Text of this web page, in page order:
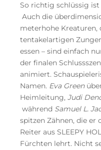
So richtig schlüssig
Auch die
meterhohe
tentakelartigen
essen – sind einfach
der finalen
animiert.
Namen. Eva Green
Heimleitung, Judi
während Samuel L.
spitzen Zähnen, die er
Reiter aus SLEEPY
Fürchten lehrt. Nicht